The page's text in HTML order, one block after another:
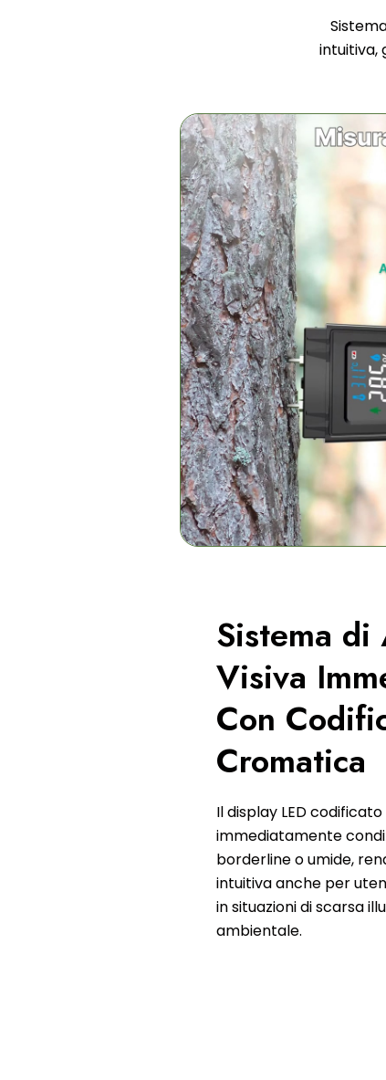
intuitiva,
Sistema di
Visiva
Con
Cromatica
Il display LED
immediatamente
borderline o umide,
intuitiva anche per
in situazioni di scarsa
ambientale.